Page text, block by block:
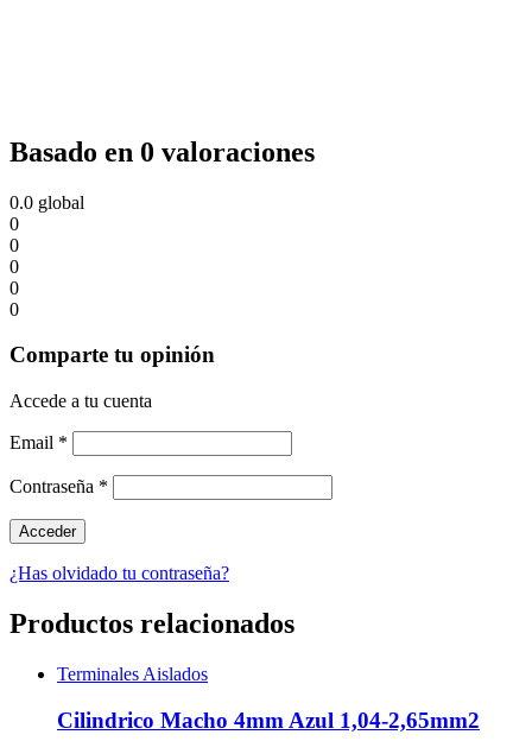
Basado en 0 valoraciones
0.0 global
0
0
0
0
0
Comparte tu opinión
Accede a tu cuenta
Email *
Contraseña *
¿Has olvidado tu contraseña?
Productos relacionados
Terminales Aislados
Cilindrico Macho 4mm Azul 1,04-2,65mm2